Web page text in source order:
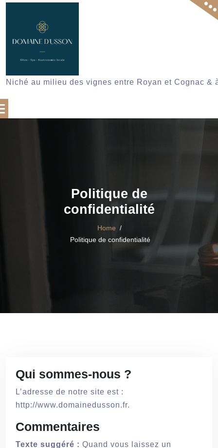
Skip
Niché au milieu des vignes entre Royan et Cognac &
Politique de
confidentialité
Home /
Politique de confidentialité
Qui sommes-nous ?
L’adresse de notre site est :
http://www.domainedusson.fr.
Commentaires
Texte suggéré : Quand vous laissez un